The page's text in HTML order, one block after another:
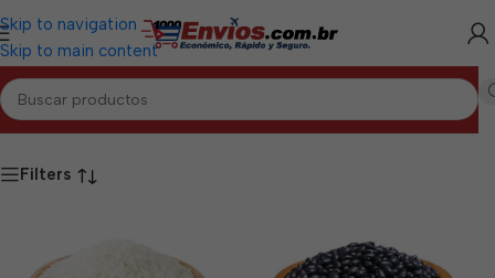
Skip to navigation
Skip to main content
Inicio/Productos etiquetados “Alimentos OW Las Tunas”
Filters